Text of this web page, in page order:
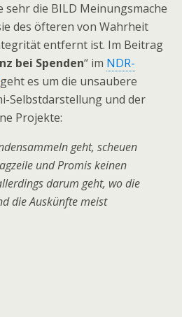
sehr die BILD Meinungsmache
des öfteren von Wahrheit
entfernt ist. Im Beitrag
bei Spenden“ im NDR-
geht es um die unsaubere
Selbstdarstellung und der
Projekte:
geht, scheuen
und Promis keinen
darum geht, wo die
die Auskünfte meist